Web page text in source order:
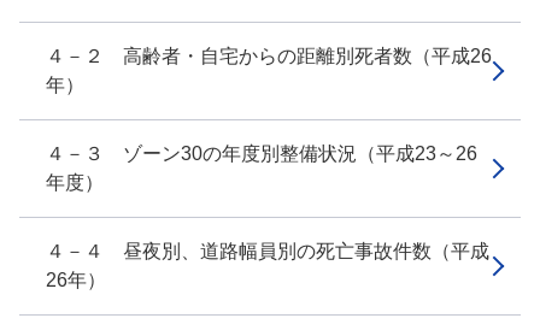
４－２ 高齢者・自宅からの距離別死者数（平成26
年）
４－３ ゾーン30の年度別整備状況（平成23～26
年度）
４－４ 昼夜別、道路幅員別の死亡事故件数（平成
26年）